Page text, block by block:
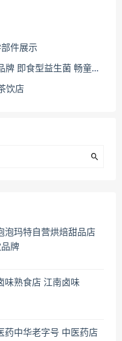
件展示
食型益生菌 畅童益彩条
饮店
泡玛特自营烘焙甜品店
牌
味熟食店 江南卤味
药中华老字号 中医药店